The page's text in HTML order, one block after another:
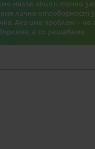
малък екип и точно
лична отговорност
Ако има проблем – не
а го решаваме.